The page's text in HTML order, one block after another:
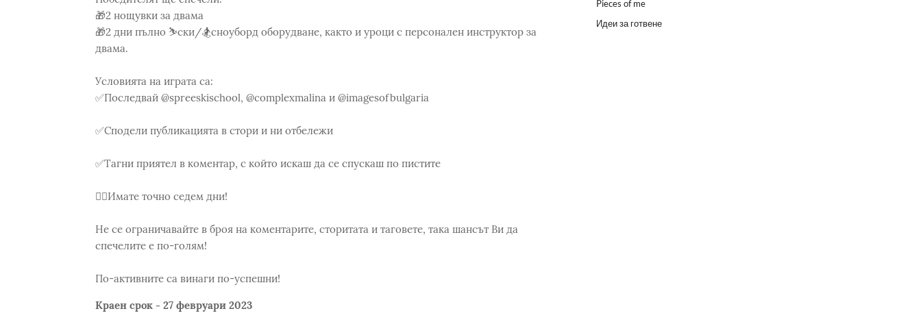
🎁2 нощувки за двама
🎁2 дни пълно ⛷ски/🏂сноуборд оборудване, както и уроци с персонален инструктор за
двама.
Условията на играта са:
✅Последвай @spreeskischool, @complexmalina и @imagesofbulgaria
✅Сподели публикацията в стори и ни отбележи
✅Тагни приятел в коментар, с който искаш да се спускаш по пистите
👆🏻Имате точно седем дни!
Не се ограничавайте в броя на коментарите, сторитата и таговете, така шансът Ви да
спечелите е по-голям!
По-активните са винаги по-успешни!
Краен срок - 27 февруари 2023
Pieces of me
Идеи за готвене